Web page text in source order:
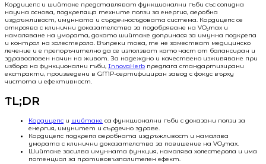
Кордицепс и шийтаке представляват функционални гъби със солидна
научна основа, подкрепяща техните ползи за енергия, аеробна
издръжливост, имунната и сърдечносъдовата система. Кордицепс се
откроява с клинични доказателства за подобряване на VO₂max и
намаляване на умората, докато шийтаке допринася за имунна подкрепа
и контрол на холестерола. Въпреки това, те не заместват медицинско
лечение и е препоръчително да се използват като част от балансиран и
здравословен начин на живот. За надеждно и качествено изживяване при
избора на функционални гъби, InnovaHerb предлага стандартизирани
екстракти, произведени в GMP-сертифициран завод с фокус върху
чистота и ефективност.
TL;DR
Кордицепс и шийтаке са функционални гъби с доказани ползи за
енергия, имунитет и сърдечно здраве.
Кордицепс подкрепя аеробната издръжливост и намалява
умората с клинични доказателства за повишение на VO₂max.
Шийтаке засилва имунната функция, намалява холестерола и има
потенциал за противовъзпалителен ефект.